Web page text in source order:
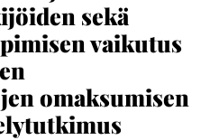
sekä
vaikutus
omaksumisen